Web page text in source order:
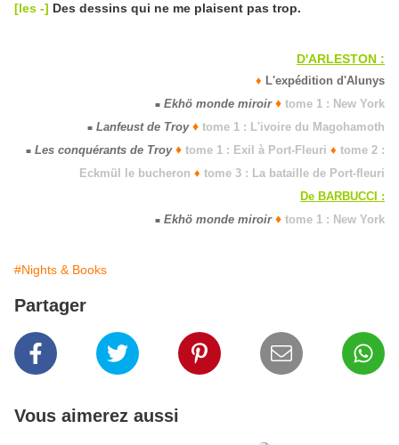
[les -] Des dessins qui ne me plaisent pas trop.
D'ARLESTON :
♦ L'expédition d'Alunys
■ Ekhö monde miroir ♦ tome 1 : New York
■ Lanfeust de Troy ♦ tome 1 : L'ivoire du Magohamoth
■ Les conquérants de Troy ♦ tome 1 : Exil à Port-Fleuri ♦ tome 2 :
Eckmül le bucheron ♦ tome 3 : La bataille de Port-fleuri
De BARBUCCI :
■ Ekhö monde miroir ♦ tome 1 : New York
#Nights & Books
Partager
Vous aimerez aussi